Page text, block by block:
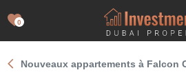
0
Nouveaux appartements à Falcon